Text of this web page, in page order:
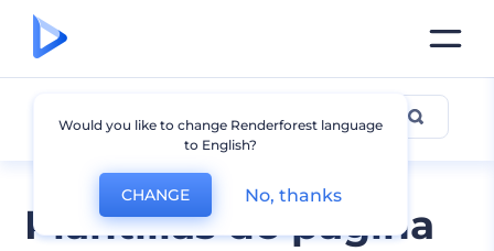
Plantillas de página
Todas las Plantillas
Would you like to change Renderforest language
to English?
CHANGE No, thanks